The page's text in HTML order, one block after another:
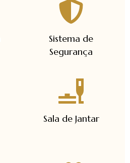
Sistema de
Segurança
Sala de Jantar